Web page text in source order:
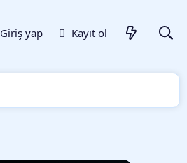
Giriş yap Kayıt ol